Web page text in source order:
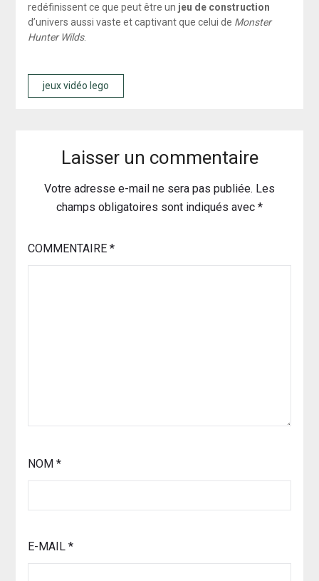
redéfinissent ce que peut être un jeu de construction
d’univers aussi vaste et captivant que celui de Monster
Hunter Wilds.
jeux vidéo lego
Laisser un commentaire
Votre adresse e-mail ne sera pas publiée. Les
champs obligatoires sont indiqués avec *
COMMENTAIRE *
NOM *
E-MAIL *